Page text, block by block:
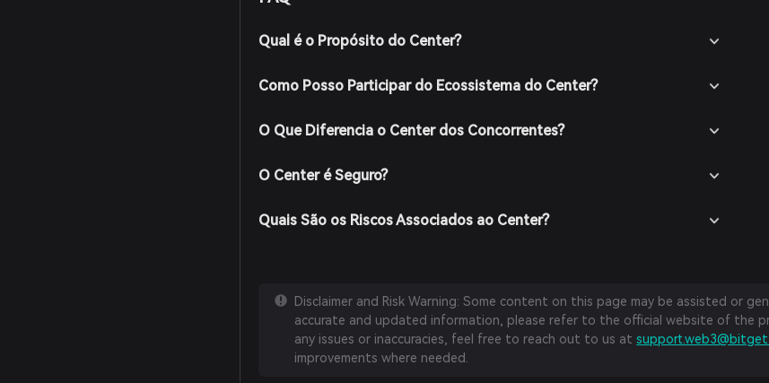
Qual é o Propósito do Center?
Como Posso Participar do Ecossistema do Center?
O Que Diferencia o Center dos Concorrentes?
O Center é Seguro?
Quais São os Riscos Associados ao Center?
Disclaimer and Risk Warning: Some content on this page may be assisted or
accurate and updated information, please refer to the official website of the
any issues or inaccuracies, feel free to reach out to us at
improvements where needed.